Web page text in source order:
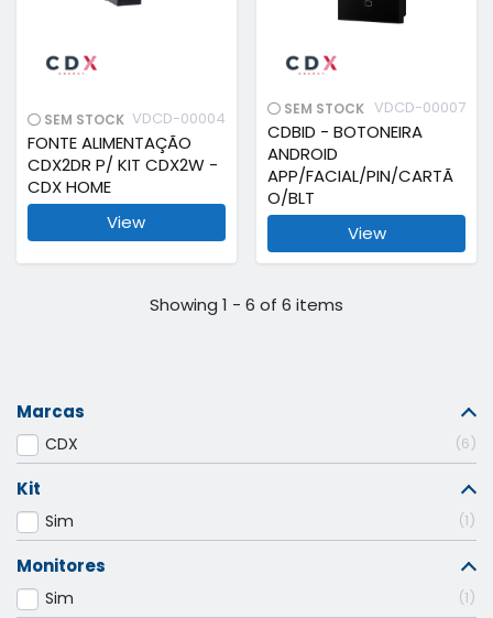
SEM STOCK VDCD-00004
FONTE ALIMENTAÇÃO
CDX2DR P/ KIT CDX2W -
CDX HOME
View
SEM STOCK VDCD-00007
CDBID - BOTONEIRA
ANDROID
APP/FACIAL/PIN/CARTÃ
O/BLT
View
Showing 1 - 6 of 6 items
Marcas
CDX 6
Kit
Sim 1
Monitores
Sim 1